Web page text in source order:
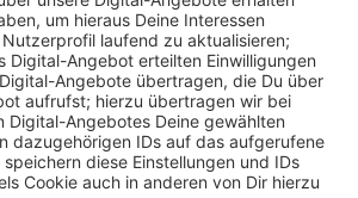
bieten heute Wahllokale an: